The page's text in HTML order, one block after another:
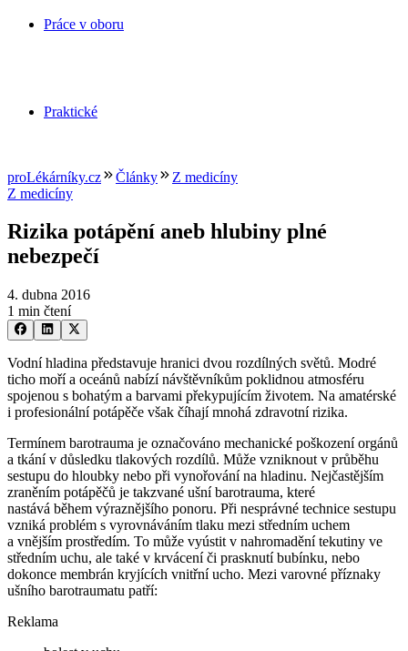
Práce v oboru
Praktické
proLékárníky.cz Články
Z medicíny
Z medicíny
Rizika potápění aneb hlubiny plné
nebezpečí
4. dubna 2016
1 min čtení
Vodní hladina představuje hranici dvou rozdílných světů. Modré
ticho moří a oceánů nabízí návštěvníkům poklidnou atmosféru
spojenou s bohatým a barvami překypujícím životem. Na amatérské
i profesionální potápěče však číhají mnohá zdravotní rizika.
Termínem barotrauma je označováno mechanické poškození orgánů
a tkání v důsledku tlakových rozdílů. Může vzniknout v průběhu
sestupu do hloubky nebo při vynořování na hladinu. Nejčastějším
zraněním potápěčů je takzvané ušní barotrauma, které
nastává během výraznějšího ponoru. Při nesprávné technice sestupu
vzniká problém s vyrovnáváním tlaku mezi středním uchem
a vnějším prostředím. To může vyústit v nahromadění tekutiny ve
středním uchu, ale také v krvácení či prasknutí bubínku, nebo
dokonce membrán kryjících vnitřní ucho. Mezi varovné příznaky
ušního barotraumatu patří:
Reklama